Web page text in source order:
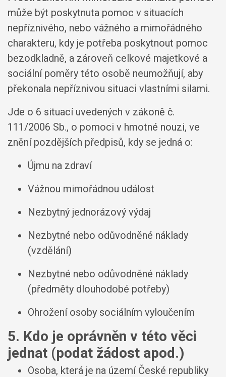
může být poskytnuta pomoc v situacích
nepříznivého, nebo vážného a mimořádného
charakteru, kdy je potřeba poskytnout pomoc
bezodkladně, a zároveň celkové majetkové a
sociální poměry této osobě neumožňují, aby
překonala nepříznivou situaci vlastními silami.
Jde o 6 situací uvedených v zákoně č.
111/2006 Sb., o pomoci v hmotné nouzi, ve
znění pozdějších předpisů, kdy se jedná o:
Újmu na zdraví
Vážnou mimořádnou událost
Nezbytný jednorázový výdaj
Nezbytné nebo odůvodněné náklady
(vzdělání)
Nezbytné nebo odůvodněné náklady
(předměty dlouhodobé potřeby)
Ohrožení osoby sociálním vyloučením
5. Kdo je oprávněn v této věci
jednat (podat žádost apod.)
Osoba, která je na území České republiky